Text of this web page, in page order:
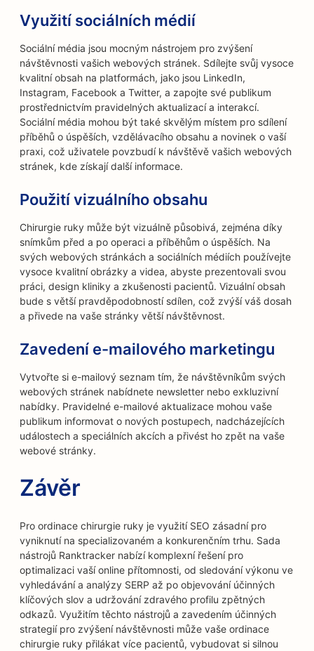
Využití sociálních médií
Sociální média jsou mocným nástrojem pro zvýšení
návštěvnosti vašich webových stránek. Sdílejte svůj vysoce
kvalitní obsah na platformách, jako jsou LinkedIn,
Instagram, Facebook a Twitter, a zapojte své publikum
prostřednictvím pravidelných aktualizací a interakcí.
Sociální média mohou být také skvělým místem pro sdílení
příběhů o úspěších, vzdělávacího obsahu a novinek o vaší
praxi, což uživatele povzbudí k návštěvě vašich webových
stránek, kde získají další informace.
Použití vizuálního obsahu
Chirurgie ruky může být vizuálně působivá, zejména díky
snímkům před a po operaci a příběhům o úspěších. Na
svých webových stránkách a sociálních médiích používejte
vysoce kvalitní obrázky a videa, abyste prezentovali svou
práci, design kliniky a zkušenosti pacientů. Vizuální obsah
bude s větší pravděpodobností sdílen, což zvýší váš dosah
a přivede na vaše stránky větší návštěvnost.
Zavedení e-mailového marketingu
Vytvořte si e-mailový seznam tím, že návštěvníkům svých
webových stránek nabídnete newsletter nebo exkluzivní
nabídky. Pravidelné e-mailové aktualizace mohou vaše
publikum informovat o nových postupech, nadcházejících
událostech a speciálních akcích a přivést ho zpět na vaše
webové stránky.
Závěr
Pro ordinace chirurgie ruky je využití SEO zásadní pro
vyniknutí na specializovaném a konkurenčním trhu. Sada
nástrojů Ranktracker nabízí komplexní řešení pro
optimalizaci vaší online přítomnosti, od sledování výkonu ve
vyhledávání a analýzy SERP až po objevování účinných
klíčových slov a udržování zdravého profilu zpětných
odkazů. Využitím těchto nástrojů a zavedením účinných
strategií pro zvýšení návštěvnosti může vaše ordinace
chirurgie ruky přilákat více pacientů, vybudovat si silnou